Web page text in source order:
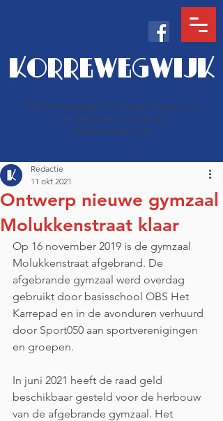
KORREWEGWIJK
De Korrewegwijk Groningen bestaat uit
de Indische buurt & de
Professorenbuurt
Ontwerp nieuwe gymzaal
Molukkenstraat klaar
Redactie
11 okt 2021
Op 16 november 2019 is de gymzaal
Molukkenstraat afgebrand. De
afgebrande gymzaal werd overdag
gebruikt door basisschool OBS Het
Karrepad en in de avonduren verhuurd
door Sport050 aan sportverenigingen
en groepen.
In juni 2021 heeft de raad geld
beschikbaar gesteld voor de herbouw
van de afgebrande gymzaal. Het